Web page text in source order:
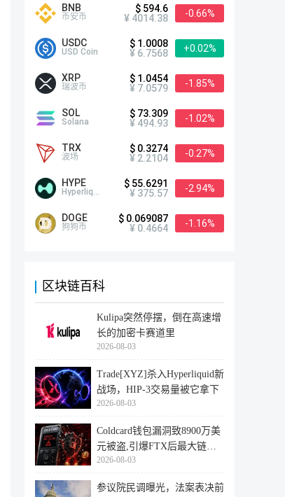
BNB
币安币
$ 594.6
¥ 4014.38
-0.66%
USDC
USD Coin
$ 1.0008
¥ 6.7568
+0.02%
XRP
瑞波币
$ 1.0454
¥ 7.0579
-1.85%
SOL
Solana
$ 73.309
¥ 494.93
-1.02%
TRX
波场
$ 0.3274
¥ 2.2104
-0.27%
HYPE
Hyperliquid
$ 55.6291
¥ 375.57
-2.94%
DOGE
狗狗币
$ 0.069087
¥ 0.4664
-1.16%
区块链百科
Kulipa突然停摆，倒在高速增
长的加密卡赛道里
2026-08-03
Trade[XYZ]杀入Hyperliquid新
战场，HIP-3交易量被它拿下
2026-08-03
Coldcard钱包漏洞致8900万美
元被盗,引爆FTX后最大链上
迁移潮
2026-08-03
参议院民调曝光，法案表决前